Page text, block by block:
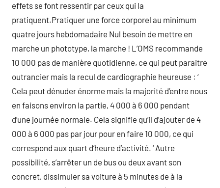
effets se font ressentir par ceux qui la
pratiquent.Pratiquer une force corporel au minimum
quatre jours hebdomadaire Nul besoin de mettre en
marche un phototype, la marche ! L’OMS recommande
10 000 pas de manière quotidienne, ce qui peut paraitre
outrancier mais la recul de cardiographie heureuse : ‘
Cela peut dénuder énorme mais la majorité d’entre nous
en faisons environ la partie, 4 000 à 6 000 pendant
d’une journée normale. Cela signifie qu’il d’ajouter de 4
000 à 6 000 pas par jour pour en faire 10 000, ce qui
correspond aux quart d’heure d’activité. ‘ Autre
possibilité, s’arrêter un de bus ou deux avant son
concret, dissimuler sa voiture à 5 minutes de à la